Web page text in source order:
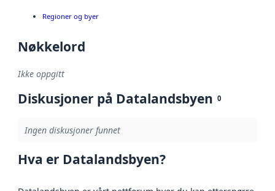
Regioner og byer
Nøkkelord
Ikke oppgitt
Diskusjoner på Datalandsbyen 0
Ingen diskusjoner funnet
Hva er Datalandsbyen?